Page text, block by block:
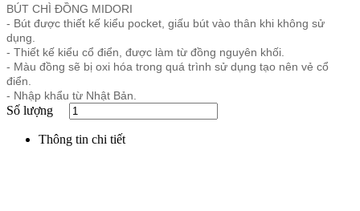
BÚT CHÌ ĐỒNG MIDORI
- Bút được thiết kế kiểu pocket, giấu bút vào thân khi không sử
dụng.
- Thiết kế kiểu cổ điển, được làm từ đồng nguyên khối.
- Màu đồng sẽ bị oxi hóa trong quá trình sử dụng tạo nên vẻ cổ
điển.
- Nhập khẩu từ Nhật Bản.
Số lượng
Thông tin chi tiết